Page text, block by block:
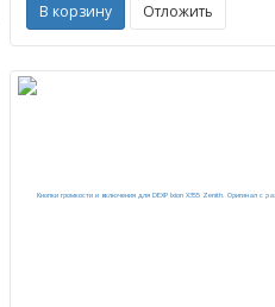
В корзину Отложить